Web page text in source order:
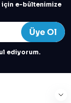
için e-bültenimize
Üye Ol
ediyorum.